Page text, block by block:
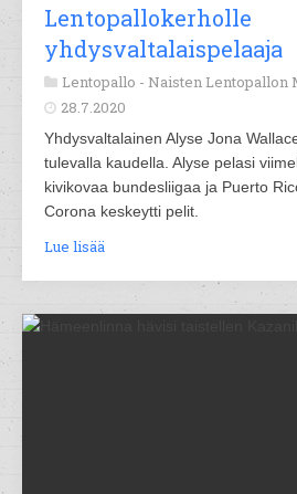
Lentopallokerholle
yhdysvaltalaispelaaja
Lentopallo - Naisten Lentopallon
28.7.2020
Yhdysvaltalainen Alyse Jona
tulevalla kaudella. Alyse pelasi
kivikovaa bundesliigaa ja Puerto
Corona keskeytti pelit.
Lue lisää